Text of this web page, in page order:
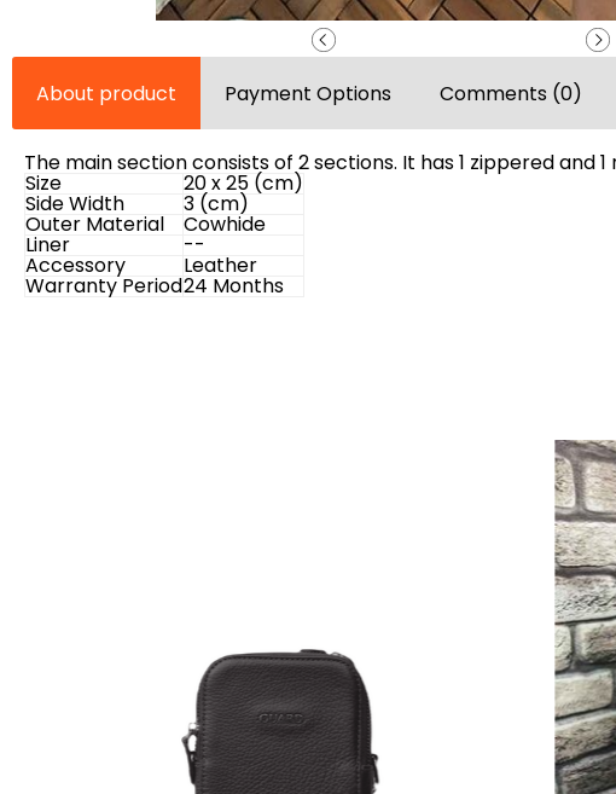
About product Payment Options Comments (0)
The main section consists of 2 sections. It has 1 zippered and
Size 20 x 25 (cm)
Side Width 3 (cm)
Outer Material Cowhide
Liner --
Accessory Leather
Warranty Period24 Months